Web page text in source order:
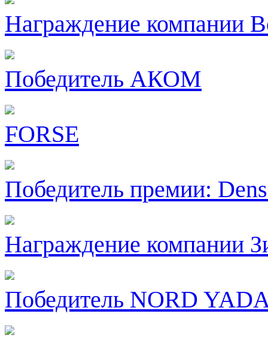
Награждение компании
Победитель АКОМ
FORSE
Победитель премии:
Награждение компании
Победитель NORD